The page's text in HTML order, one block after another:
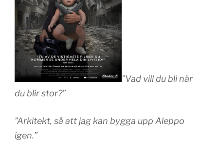
”Vad vill du bli när
du blir stor?”
”Arkitekt, så att jag kan bygga upp Aleppo
igen.”